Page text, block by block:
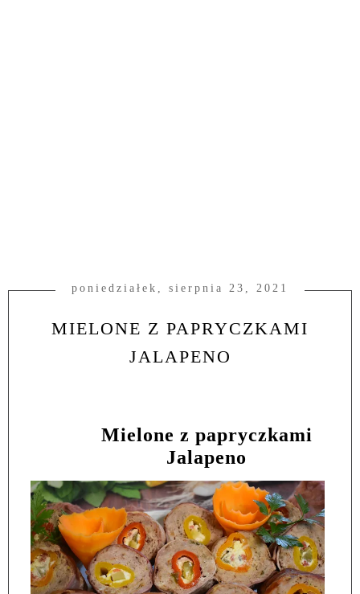
poniedziałek, sierpnia 23, 2021
MIELONE Z PAPRYCZKAMI
JALAPENO
Mielone z papryczkami
Jalapeno